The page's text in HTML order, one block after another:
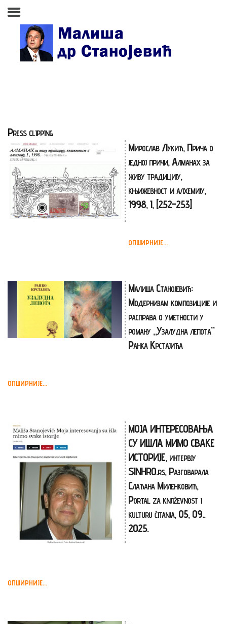
Почетна страна
Изабране студије, чланци,
записи
Press clipping
Сећања, људи, догађаји
Контакт
Press clipping
Мирослав Лукић, Прича о
једној причи, Алманах за
живу традицију,
књижевност и алхемију,
1998, I, [252-253]
ОПШИРНИЈЕ...
Малиша Станојевић:
Модернизам композиције и
расправа о уметности у
роману „Узалудна лепота”
Ранка Крстајића
ОПШИРНИЈЕ...
МОЈА ИНТЕРЕСОВАЊА
СУ ИШЛА МИМО СВАКЕ
ИСТОРИЈЕ, интервју
SINHRO.rs, Разговарала
Слађана Миленковић,
Portal za književnost i
kulturu čitanja, 05, 09..
2025.
ОПШИРНИЈЕ...